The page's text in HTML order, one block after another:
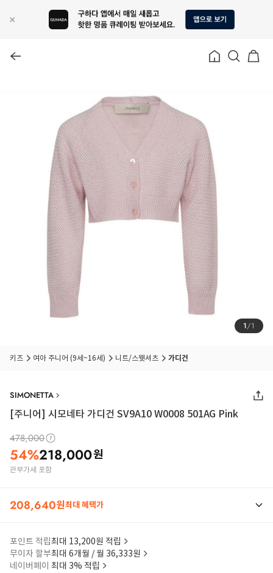
1/1
키즈 여아 주니어 (9세~16세) 니트/스웻셔츠 가디건
SIMONETTA
[주니어] 시모네타 가디건 SV9A10 W0008 501AG Pink
478,000
54%218,000원
관부가세 포함
208,640원최대 혜택가
포인트 적립최대 13,200원 적립
무이자 할부최대 6개월 / 월 36,333원
네이버페이 최대 3% 적립